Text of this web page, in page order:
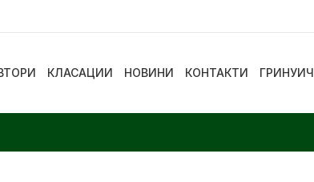
КЛАСАЦИИ НОВИНИ КОНТАКТИ ГРИНУИЧ